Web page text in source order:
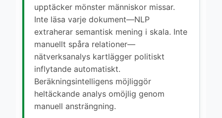
upptäcker mönster människor missar.
Inte läsa varje dokument—NLP
extraherar semantisk mening i skala. Inte
manuellt spåra relationer—
nätverksanalys kartlägger politiskt
inflytande automatiskt.
Beräkningsintelligens möjliggör
heltäckande analys omöjlig genom
manuell ansträngning.